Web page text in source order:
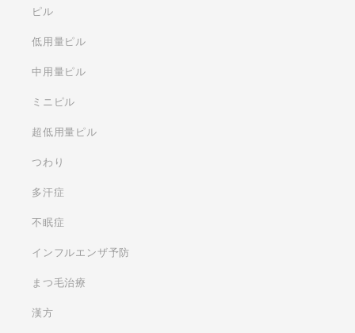
ピル
低用量ピル
中用量ピル
ミニピル
超低用量ピル
つわり
多汗症
不眠症
インフルエンザ予防
まつ毛治療
漢方